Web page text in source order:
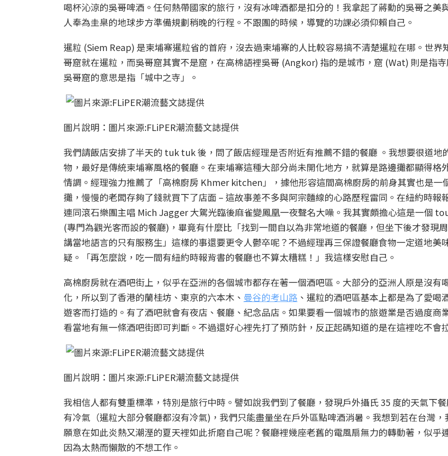
喝杯沁涼的吳哥啤酒。任何熱帶國家的旅行，沒有冰啤酒都是扣分的！我拿起了蔣勳的吳哥之美
人奉為圭臬的地球步方準備規劃稍晚的行程。不跟團的時候，導覽的功課必須仰賴自己。
暹粒 (Siem Reap) 是柬埔寨暹粒省的首府，沒去過柬埔寨的人比較容易搞不清楚暹粒在哪。世界
哥窟就在暹粒，而吳哥窟其實不是窟，在高棉語裡吳哥 (Angkor) 指的是城市，窟 (Wat) 則是指
吳哥窟的意思是指「城中之寺」。
圖片說明：圖片來源:FLiPER潮流藝文誌提供
我們請飯店安排了半天的 tuk tuk 後，問了飯店經理是否附近有推薦不錯的餐廳 。我想要很道地
物，最好是傳統柬埔寨風格的餐廳。在柬埔寨這種大部分尚未開化地方，就算是路邊攤都顯得格
情調。經理強力推薦了「高棉廚房 Khmer kitchen」，據他形容這間高棉廚房的前身其實也是一
攤，慢慢的老闆存夠了錢就買下了店面 – 這故事差不多與阿宗麵線的心路歷程雷同。在紐約時報
連同滾石樂團主唱 Mich Jagger 大駕光臨後麻雀變鳳凰一夜聲名大噪。我其實頗擔心這是一個
(專門為觀光客而設的餐廳)，畢竟有什麼比「找到一間自以為非常地道的餐廳，但坐下後才發現
講當地語言的只有服務生」這樣的事還要更令人鬱卒呢？不過經理再三保證餐廳食物一定道地美
疑。「再怎麼說，吃一間有紐約時報背書的餐廳也不算太糟糕！」我這樣安慰自己。
高棉廚房就在酒吧街上，似乎在亞洲的各個城市都存在著一個酒吧區。大部分的亞洲人原是沒有
化，所以到了香港的蘭桂坊、東京的六本木、 曼谷的考山路 、暹粒的酒吧區基本上都是為了愛喝
遊客而打造的。有了酒吧就會有夜店、餐廳、紀念品店。如果要看一個城市的旅遊業是否過度商
看當地有無一條酒吧街即可判斷。不過還好心裡先打了預防針，反正起碼知道的是在這裡吃不會
圖片說明：圖片來源:FLiPER潮流藝文誌提供
我相信人都有雙重標準，特別是旅行中時。譬如說我們到了餐廳，發現戶外攝氏 35 度的天氣下
有冷氣（暹粒大部分餐廳都沒有冷氣)，我們只能盡量坐在戶外區點啤酒消暑。我想到若在台灣，
願意在如此炎熱又潮溼的夏天裡如此折磨自己呢？餐廳裡幾座老舊的電風扇無力的轉動著，似乎
因為太熱而懶散的不想工作。